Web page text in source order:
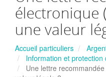
électronique
une valeur
Accueil particuliers
Information et
Une lettre